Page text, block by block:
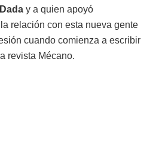
Dada y a quien apoyó
relación con esta nueva gente
cuando comienza a escribir
revista Mécano.